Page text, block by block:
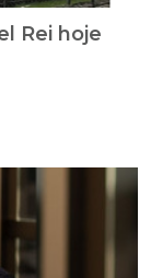
Rei hoje